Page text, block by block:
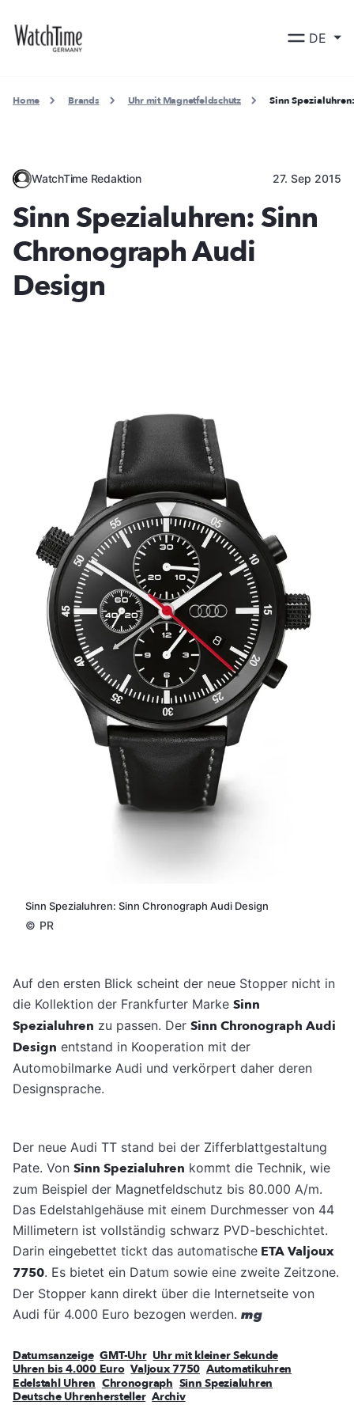
DE
Home Brands Uhr mit Magnetfeldschutz Sinn
WatchTime Redaktion 27. Sep 2015
Sinn Spezialuhren: Sinn
Chronograph Audi
Design
Sinn Spezialuhren: Sinn Chronograph Audi Design
© PR
Auf den ersten Blick scheint der neue Stopper nicht in
die Kollektion der Frankfurter Marke Sinn
Spezialuhren zu passen. Der Sinn Chronograph Audi
Design entstand in Kooperation mit der
Automobilmarke Audi und verkörpert daher deren
Designsprache.
Der neue Audi TT stand bei der Zifferblattgestaltung
Pate. Von Sinn Spezialuhren kommt die Technik, wie
zum Beispiel der Magnetfeldschutz bis 80.000 A/m.
Das Edelstahlgehäuse mit einem Durchmesser von 44
Millimetern ist vollständig schwarz PVD-beschichtet.
Darin eingebettet tickt das automatische ETA Valjoux
7750. Es bietet ein Datum sowie eine zweite Zeitzone.
Der Stopper kann direkt über die Internetseite von
Audi für 4.000 Euro bezogen werden. mg
Datumsanzeige GMT-Uhr Uhr mit kleiner Sekunde
Uhren bis 4.000 Euro Valjoux 7750 Automatikuhren
Edelstahl Uhren Chronograph Sinn Spezialuhren
Deutsche Uhrenhersteller Archiv